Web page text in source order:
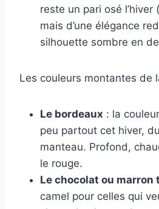
reste un pari osé
mais d’une élégance
silhouette sombre en
Les couleurs montantes de
Le bordeaux : la
peu partout cet hiver,
manteau. Profond,
le rouge.
Le chocolat ou marron
camel pour celles qui